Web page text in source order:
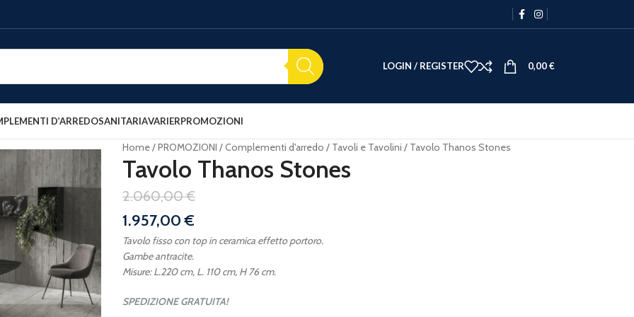
LOGIN / REGISTER 0,00€
D’ARREDOSANITARIAVARIERPROMOZIONI
Home PROMOZIONI Complementi d'arredo Tavoli e Tavolini Tavolo Thanos Stones
Tavolo Thanos Stones
2.060,00€
1.957,00€
Tavolo fisso con top in ceramica effetto portoro.
Gambe antracite.
Misure: L.220 cm, L. 110 cm, H 76 cm.
SPEDIZIONE GRATUITA!